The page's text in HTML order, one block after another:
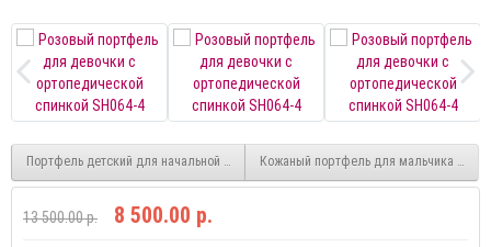
Портфель детский для начальной школы SH064-3 темно-синий
Кожаный портфель для мальчика
13 500.00 р. 8 500.00 р.